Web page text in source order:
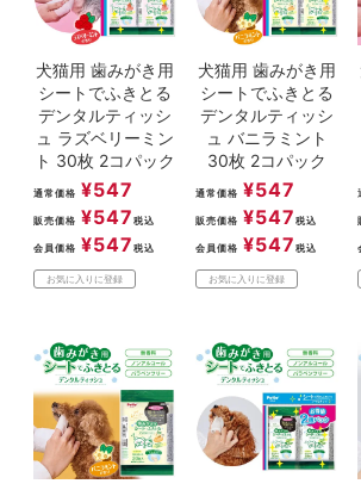
meeting_room犬猫用 歯みがき用
シートでふきとる
デンタルティッシ
ュ ラズベリーミン
ト 30枚 2コパック
通常価格 ¥547
販売価格 ¥547 税込
会員価格 ¥547 税込
お気に入りに登録
犬猫用 歯みがき用
シートでふきとる
デンタルティッシ
ュ バニラミント
30枚 2コパック
通常価格 ¥547
販売価格 ¥547 税込
会員価格 ¥547 税込
お気に入りに登録